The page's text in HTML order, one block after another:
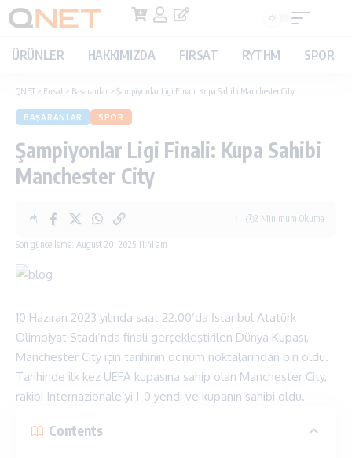
ÜRÜNLER HAKKIMIZDA FIRSAT RYTHM SPOR
QNET > Fırsat > Başaranlar > Şampiyonlar Ligi Finali: Kupa Sahibi Manchester City
BAŞARANLAR SPOR
Şampiyonlar Ligi Finali: Kupa Sahibi
Manchester City
Son güncelleme: August 20, 2025 11:41 am
2 Minimum Okuma
10 Haziran 2023 yılında saat 22.00’da İstanbul Atatürk
Olimpiyat Stadı’nda finali gerçekleştirilen Dünya Kupası,
Manchester City için tarihinin dönüm noktalarından biri oldu.
Tarihinde ilk kez UEFA kupasına sahip olan Manchester City,
rakibi Internazionale’yi 1-0 yendi ve kupanın sahibi oldu.
Contents